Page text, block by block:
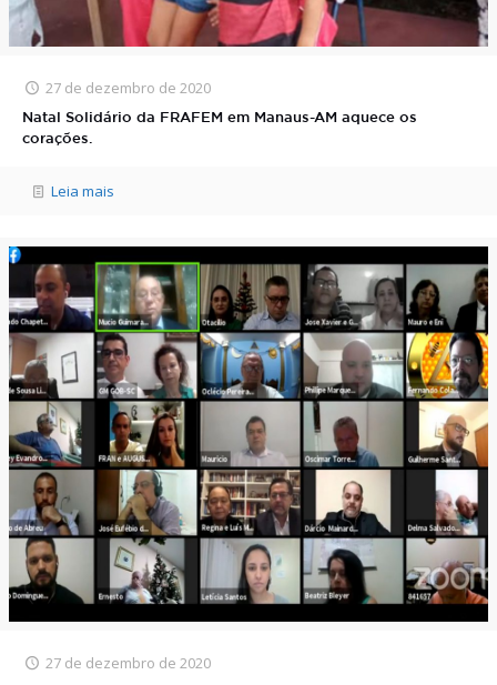
27 de dezembro de 2020
Natal Solidário da FRAFEM em Manaus-AM aquece os
corações.
Leia mais
27 de dezembro de 2020